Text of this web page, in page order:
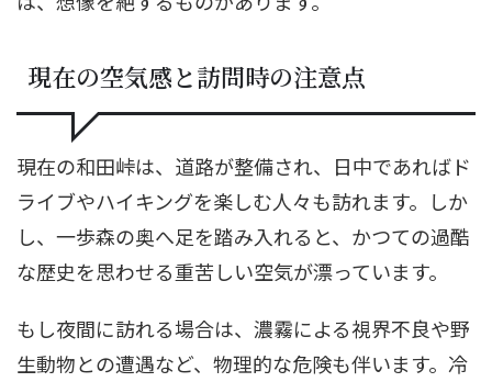
現在の空気感と訪問時の注意点
現在の和田峠は、道路が整備され、日中であればド
ライブやハイキングを楽しむ人々も訪れます。しか
し、一歩森の奥へ足を踏み入れると、かつての過酷
な歴史を思わせる重苦しい空気が漂っています。
もし夜間に訪れる場合は、濃霧による視界不良や野
生動物との遭遇など、物理的な危険も伴います。冷